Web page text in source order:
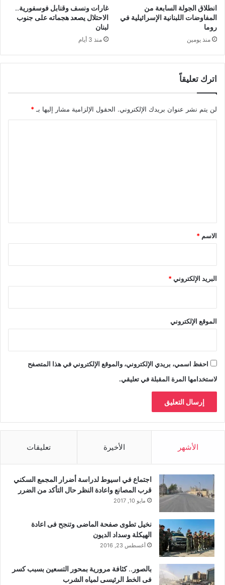
انطلاق الجولة السابعة من
المفاوضات اللبنانية الإسرائيلية في
روما
منذ يومين
غارات ونسف وقنابل فوسفورية..
الاحتلال يصعد هجماته على جنوب
لبنان
منذ 3 أيام
اترك تعليقاً
لن يتم نشر عنوان بريدك الإلكتروني. الحقول الإلزامية مشار إليها بـ *
*
الاسم *
البريد الإلكتروني*
الموقع الإلكتروني
احفظ اسمي، بريدي الإلكتروني، والموقع الإلكتروني في هذا المتصفح
لاستخدامها المرة المقبلة في تعليقي.
الأشهر الأخيرة تعليقات
اجتماع في اسيوط لدراسة أضرار المجمع السكني
قرب المصانع واعادة النظر حال التأكد من الضرر
مايو 10, 2017
نخيل تطوى صفحة الماضى وتنجح فى اعادة
الهيكلة وسداد الديون
أغسطس 23, 2016
بالصور.. كثافة مرورية بمحور التسعين بسبب كسر
فى الخط الرئيسى لمياه الشرب